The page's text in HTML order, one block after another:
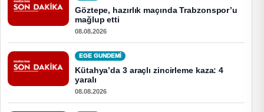
Göztepe, hazırlık maçında Trabzonspor’u
mağlup etti
08.08.2026
EGE GUNDEMİ
Kütahya’da 3 araçlı zincirleme kaza: 4
yaralı
08.08.2026